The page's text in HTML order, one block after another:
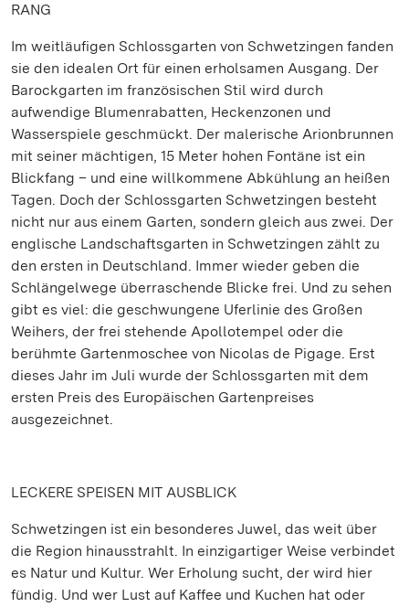
RANG
Im weitläufigen Schlossgarten von Schwetzingen fanden
sie den idealen Ort für einen erholsamen Ausgang. Der
Barockgarten im französischen Stil wird durch
aufwendige Blumenrabatten, Heckenzonen und
Wasserspiele geschmückt. Der malerische Arionbrunnen
mit seiner mächtigen, 15 Meter hohen Fontäne ist ein
Blickfang – und eine willkommene Abkühlung an heißen
Tagen. Doch der Schlossgarten Schwetzingen besteht
nicht nur aus einem Garten, sondern gleich aus zwei. Der
englische Landschaftsgarten in Schwetzingen zählt zu
den ersten in Deutschland. Immer wieder geben die
Schlängelwege überraschende Blicke frei. Und zu sehen
gibt es viel: die geschwungene Uferlinie des Großen
Weihers, der frei stehende Apollotempel oder die
berühmte Gartenmoschee von Nicolas de Pigage. Erst
dieses Jahr im Juli wurde der Schlossgarten mit dem
ersten Preis des Europäischen Gartenpreises
ausgezeichnet.
LECKERE SPEISEN MIT AUSBLICK
Schwetzingen ist ein besonderes Juwel, das weit über
die Region hinausstrahlt. In einzigartiger Weise verbindet
es Natur und Kultur. Wer Erholung sucht, der wird hier
fündig. Und wer Lust auf Kaffee und Kuchen hat oder